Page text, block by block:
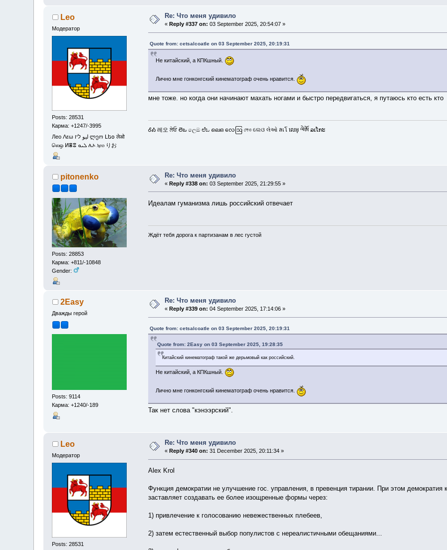
Leo
Модератор
Posts: 28531
Карма: +1247/-3995
Лео Λεω ليو ליו ლეო Լեօ लेओ
லெஒ ⵍⴻⵓ ܠܝܘ ሌኦ ⲗⲉⲟ りお
Re: Что меня удивило
« Reply #337 on: 03 September 2025, 20:54:07 »
Quote from: cetsalcoatle on 03 September 2025, 20:19:31
Не китайский, а КПКшный.
Лично мне гонконгский кинематограф очень нравится.
мне тоже. но когда они начинают махать ногами и быстро передвигаться, я путаюсь кто есть кто
ᎴᎣ 레오 ਲੇਓ లెఒ ලෙඔ ಲೆಒ ലെഒ လေဩ লেও ଲେଓ લેઓ ลเโ លេអុ ལེཨོ ລເໂກະ
pitonenko
Posts: 28853
Карма: +811/-10848
Gender:
Re: Что меня удивило
« Reply #338 on: 03 September 2025, 21:29:55 »
Идеалам гуманизма лишь российский отвечает
Ждёт тебя дорога к партизанам в лес густой
2Easy
Дважды герой
Posts: 9114
Карма: +1240/-189
Re: Что меня удивило
« Reply #339 on: 04 September 2025, 17:14:06 »
Quote from: cetsalcoatle on 03 September 2025, 20:19:31
Quote from: 2Easy on 03 September 2025, 19:28:35
Китайский кинематограф такой же дерьмовый как российский.
Не китайский, а КПКшный.
Лично мне гонконгский кинематограф очень нравится.
Так нет слова "кэнээрский".
Leo
Модератор
Posts: 28531
Re: Что меня удивило
« Reply #340 on: 31 December 2025, 20:11:34 »
Alex Krol
Функция демократии не улучшение гос. управления, в превенция тирании. При этом демократия
заставляет создавать ее более изощренные формы через:
1) привлечение к голосованию невежественных плебеев,
2) затем естественный выбор популистов с нереалистичными обещаниями...